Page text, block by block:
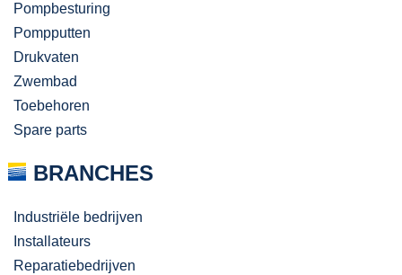
Pompbesturing
Pompputten
Drukvaten
Zwembad
Toebehoren
Spare parts
BRANCHES
Industriële bedrijven
Installateurs
Reparatiebedrijven